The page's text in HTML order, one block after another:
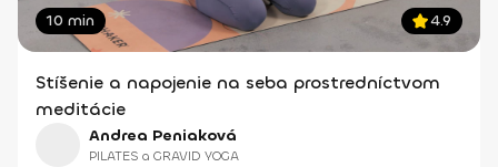
10 min 4.9
Stíšenie a napojenie na seba prostredníctvom
meditácie
Andrea Peniaková
PILATES a GRAVID YOGA